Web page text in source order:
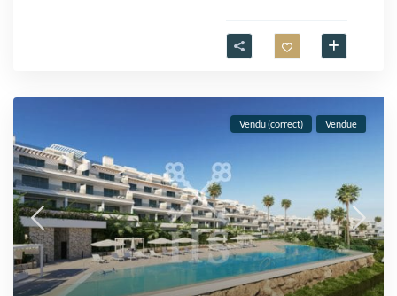
Vendu (correct) Vendue